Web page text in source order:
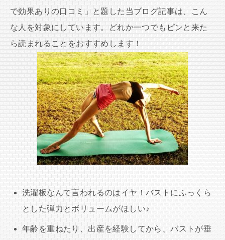
で効果ありの口コミ」と題した当ブログ記事は、こん
な人を対象にしています。どれか一つでもピンと来た
ら読まれることをおすすめします！
洗濯板なんて言われるのはイヤ！バストにふっくら
とした弾力とボリュームがほしい♪
年齢を重ねたり、出産を経験してから、バストが垂